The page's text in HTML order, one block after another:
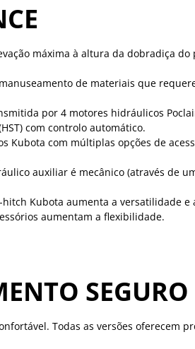
máxima à altura da dobradiça do
de materiais que
por 4 motores hidráulicos
com controlo automático.
Kubota com múltiplas opções de
auxiliar é mecânico (através de
Kubota aumenta a versatilidade e
aumentam a flexibilidade.
SEGURO
Todas as versões oferecem